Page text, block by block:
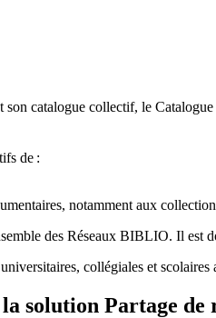
catalogue collectif, le
de :
notamment aux
des Réseaux BIBLIO. Il est
collégiales et
solution Partage de